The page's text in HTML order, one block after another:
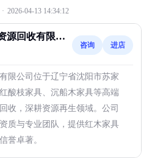
· 2026-04-13 14:34:12
源回收有限公
咨询 进店
限公司位于辽宁省沈阳市苏家
酸枝家具、沉船木家具等高端
收，深耕资源再生领域。公司
质与专业团队，提供红木家具
誉卓著。